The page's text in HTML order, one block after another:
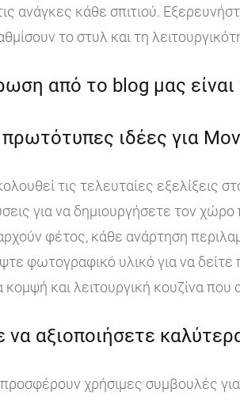
ανάγκες κάθε σπιτιού.
το στυλ και τη
από το blog μας
ιδέες για
τις τελευταίες εξελίξεις
για να δημιουργήσετε τον
φέτος, κάθε ανάρτηση
φωτογραφικό υλικό για να
κομψή και λειτουργική κουζίνα
αξιοποιήσετε
χρήσιμες συμβουλές